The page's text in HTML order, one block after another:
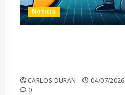
Noticia
CARLOS.DURAN
04/07/2026
0